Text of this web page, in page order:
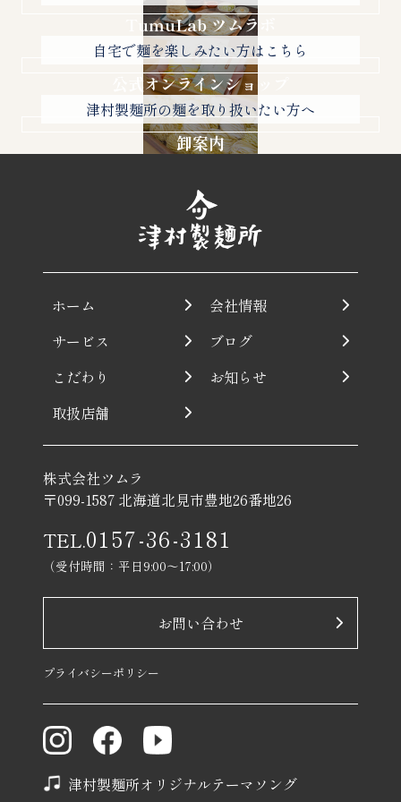
TumuLab ツムラボ
自宅で麺を楽しみたい方はこちら
公式オンラインショップ
津村製麺所の麺を取り扱いたい方へ
卸案内
ホーム
サービス
こだわり
取扱店舗
会社情報
ブログ
お知らせ
株式会社ツムラ
〒099-1587 北海道北見市豊地26番地26
TEL.0157-36-3181
（受付時間：平日9:00〜17:00）
お問い合わせ
プライバシーポリシー
津村製麺所オリジナルテーマソング